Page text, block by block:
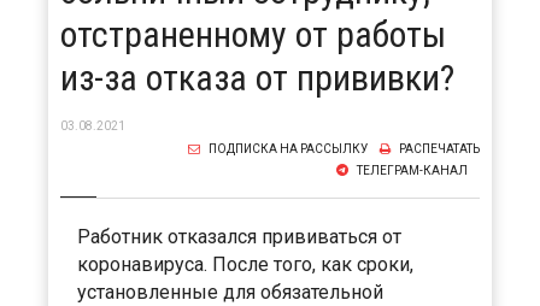
отстраненному от работы
из-за отказа от прививки?
03.08.2021
РАСПЕЧАТАТЬ
ПОДПИСКА НА РАССЫЛКУ
ТЕЛЕГРАМ-КАНАЛ
Работник отказался прививаться от
коронавируса. После того, как сроки,
установленные для обязательной